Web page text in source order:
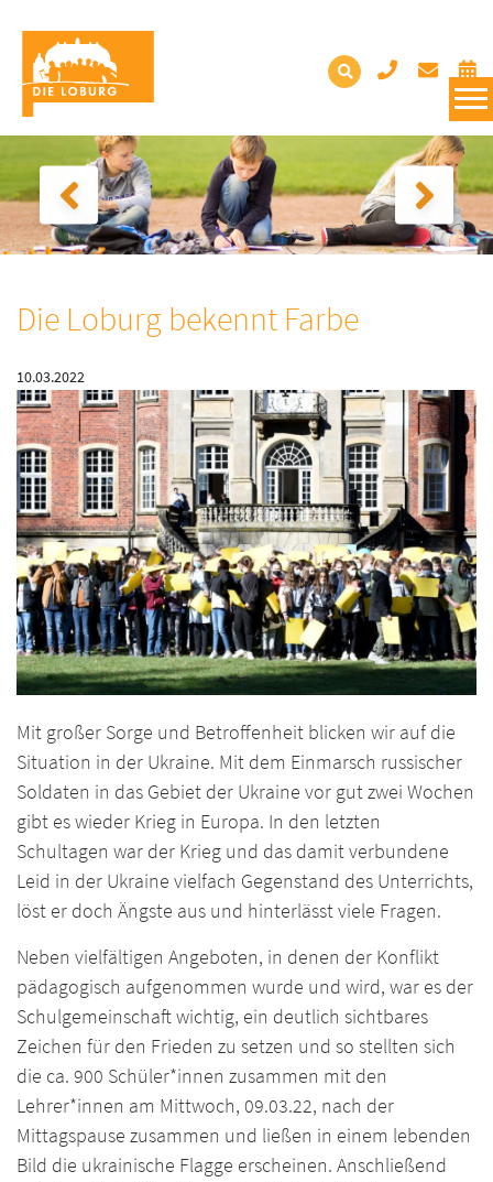
Die Loburg bekennt Farbe
10.03.2022
Mit großer Sorge und Betroffenheit blicken wir auf die
Situation in der Ukraine. Mit dem Einmarsch russischer
Soldaten in das Gebiet der Ukraine vor gut zwei Wochen
gibt es wieder Krieg in Europa. In den letzten
Schultagen war der Krieg und das damit verbundene
Leid in der Ukraine vielfach Gegenstand des Unterrichts,
löst er doch Ängste aus und hinterlässt viele Fragen.
Neben vielfältigen Angeboten, in denen der Konflikt
pädagogisch aufgenommen wurde und wird, war es der
Schulgemeinschaft wichtig, ein deutlich sichtbares
Zeichen für den Frieden zu setzen und so stellten sich
die ca. 900 Schüler*innen zusammen mit den
Lehrer*innen am Mittwoch, 09.03.22, nach der
Mittagspause zusammen und ließen in einem lebenden
Bild die ukrainische Flagge erscheinen. Anschließend